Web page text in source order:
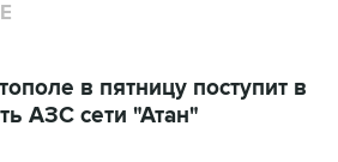
в пятницу поступит в
АЗС сети "Атан"